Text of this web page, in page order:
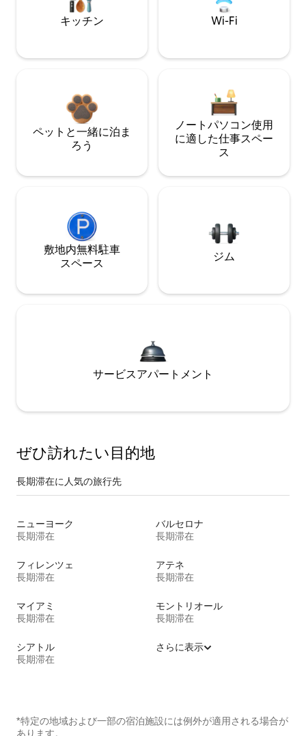
キッチン Wi-Fi
ペットと一緒に泊ま
ろう
ノートパソコン使用
に適した仕事スペー
ス
敷地内無料駐⁠車
ス⁠ペ⁠ー⁠ス
ジム
サービスアパートメント
ぜひ訪⁠れ⁠た⁠い目⁠的⁠地
長期滞在に人気の旅行先
ニューヨーク
長期滞在
バルセロナ
長期滞在
フィレンツェ
長期滞在
アテネ
長期滞在
マイアミ
長期滞在
モントリオール
長期滞在
シアトル
長期滞在
さらに表示
*特定の地域および一部の宿泊施設には例外が適用される場合が
あります。